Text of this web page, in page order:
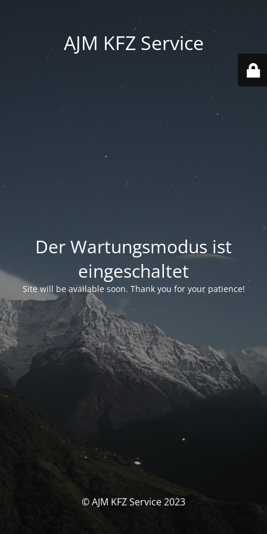
AJM KFZ Service
Der Wartungsmodus ist
eingeschaltet
Site will be available soon. Thank you for your patience!
© AJM KFZ Service 2023